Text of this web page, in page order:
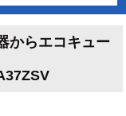
からエコキュー